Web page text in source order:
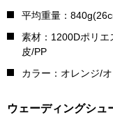
平均重量：
素材：1200Dポリエ
皮/PP
カラー：オレンジ/
ウェーディングシュ